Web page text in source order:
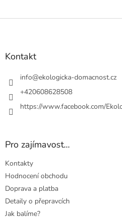
Z
Kontakt
info@ekologicka-domacnost.cz
+420608628508
https://www.facebook.com/
Pro zajímavost...
Kontakty
Hodnocení obchodu
Doprava a platba
Detaily o přepravcích
Jak balíme?